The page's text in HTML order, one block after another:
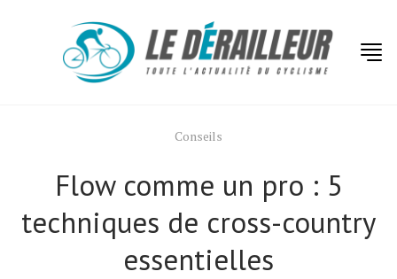
Conseils
Flow comme un pro : 5
techniques de cross-country
essentielles